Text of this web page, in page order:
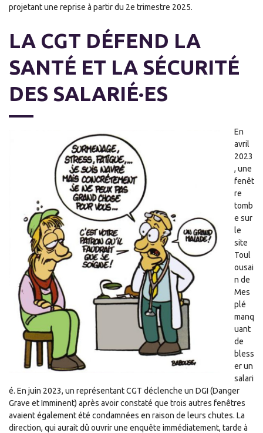
projetant une reprise à partir du 2e trimestre 2025.
LA CGT DÉFEND LA
SANTÉ ET LA SÉCURITÉ
DES SALARIÉ·ES
En
avril
2023
, une
fenêt
re
tomb
e sur
le
site
Toul
ousai
n de
Mes
plé
manq
uant
de
bless
er un
salari
é. En juin 2023, un représentant CGT déclenche un DGI (Danger
Grave et Imminent) après avoir constaté que trois autres fenêtres
avaient également été condamnées en raison de leurs chutes. La
direction, qui aurait dû ouvrir une enquête immédiatement, tarde à